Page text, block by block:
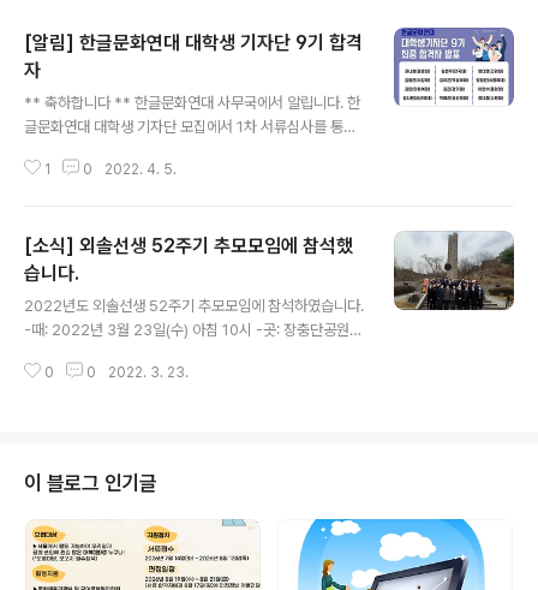
[알림] 한글문화연대 대학생 기자단 9기 합격
자
** 축하합니다 ** 한글문화연대 사무국에서 알립니다. 한
글문화연대 대학생 기자단 모집에서 1차 서류심사를 통과
에 걸쳐 면접을 진행하여 최종 12명의 학생을 9기 기자단
으로 우리말과 한글 그리고 한글문화연대에 관심과 열정을
보여주신 분들 모두 고맙습니다. 9기의 첫 모임과 교육 일
정 안내는 합격하신 분들께 개별로 알려드립니다. 앞으로 1
년간 9기 기자단 여러분의 성실하고 활발한 활동을 기대합
1 0 2022. 4. 5.
[소식] 외솔선생 52주기 추모모임에 참석했
습니다.
2022년도 외솔선생 52주기 추모모임에 참석하였습니다.
-때: 2022년 3월 23일(수) 아침 10시 -곳: 장충단공원
정신을 기리는 시간을 가졌습니다. '한글이 목숨'이라는 외
0 0 2022. 3. 23.
이 블로그 인기글